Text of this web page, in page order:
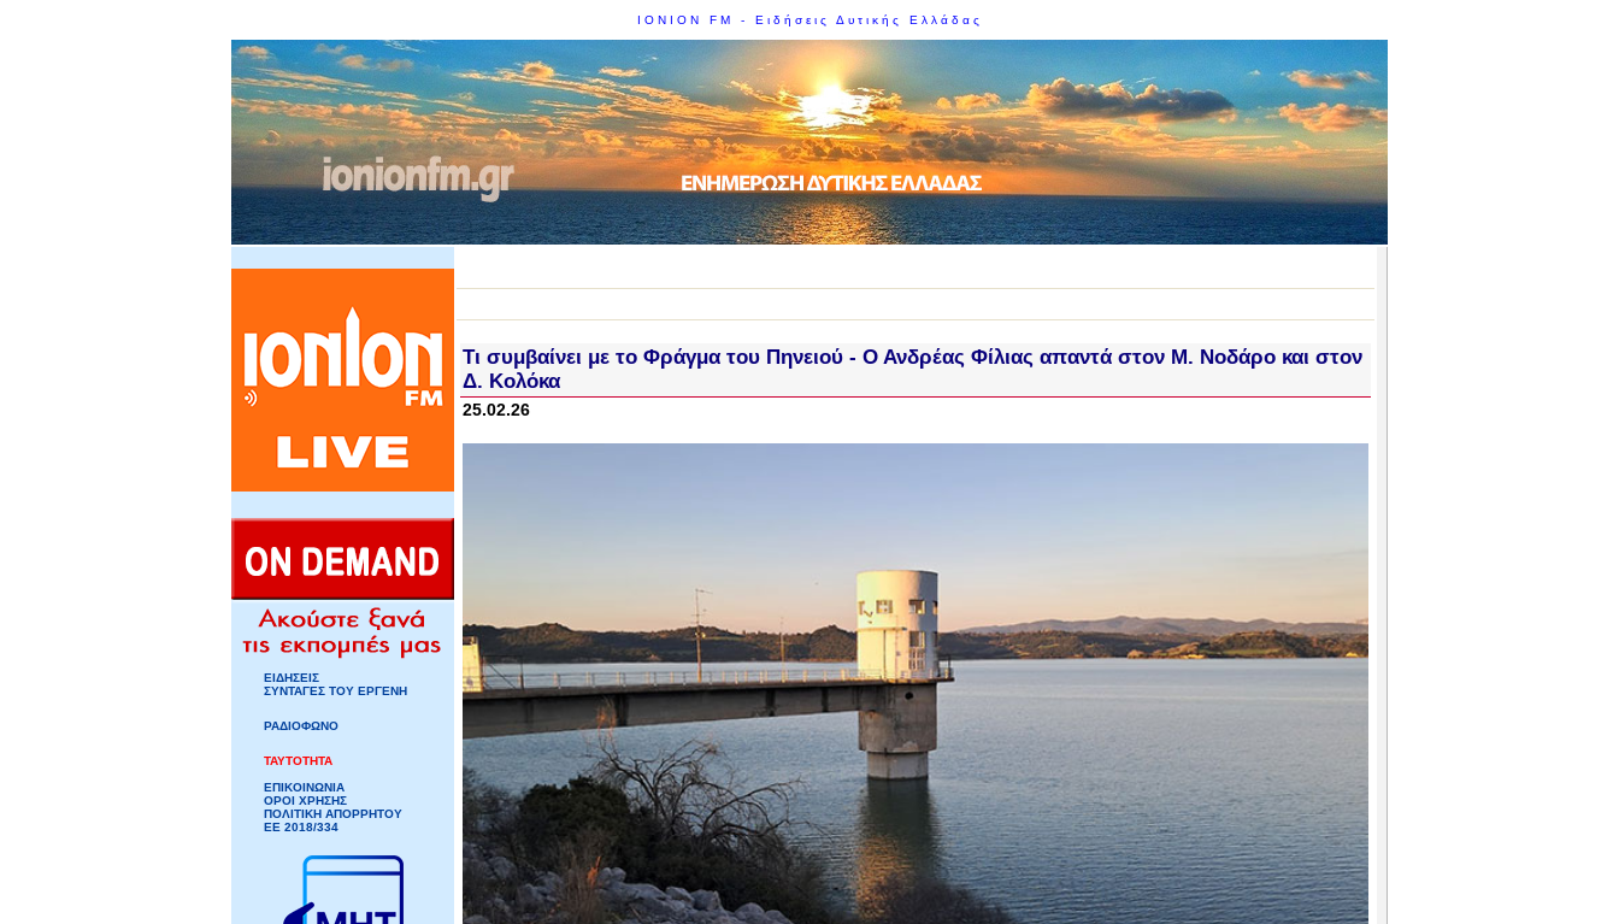
IONION FM - Ειδήσεις Δυτικής Ελλάδας
ΕΙΔΗΣΕΙΣ
ΣΥΝΤΑΓΕΣ ΤΟΥ ΕΡΓΕΝΗ
ΡΑΔΙΟΦΩΝΟ
ΤΑΥΤΟΤΗΤΑ
ΕΠΙΚΟΙΝΩΝΙΑ
ΟΡΟΙ ΧΡΗΣΗΣ
ΠΟΛΙΤΙΚΗ ΑΠΟΡΡΗΤΟΥ
ΕΕ 2018/334
Τι συμβαίνει με το Φράγμα του Πηνειού - Ο Ανδρέας Φίλιας απαντά στον Μ. Νοδάρο και στον
Δ. Κολόκα
25.02.26